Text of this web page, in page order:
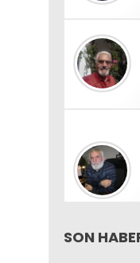
SON